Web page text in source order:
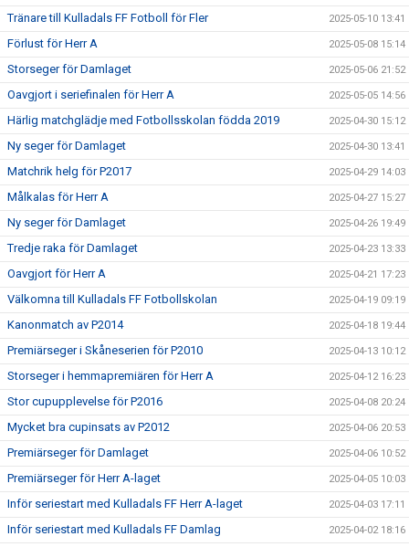
Tränare till Kulladals FF Fotboll för Fler 2025-05-10 13:41
Förlust för Herr A 2025-05-08 15:14
Storseger för Damlaget 2025-05-06 21:52
Oavgjort i seriefinalen för Herr A 2025-05-05 14:56
Härlig matchglädje med Fotbollsskolan födda 2019 2025-04-30 15:12
Ny seger för Damlaget 2025-04-30 13:41
Matchrik helg för P2017 2025-04-29 14:03
Målkalas för Herr A 2025-04-27 15:27
Ny seger för Damlaget 2025-04-26 19:49
Tredje raka för Damlaget 2025-04-23 13:33
Oavgjort för Herr A 2025-04-21 17:23
Välkomna till Kulladals FF Fotbollskolan 2025-04-19 09:19
Kanonmatch av P2014 2025-04-18 19:44
Premiärseger i Skåneserien för P2010 2025-04-13 10:12
Storseger i hemmapremiären för Herr A 2025-04-12 16:23
Stor cupupplevelse för P2016 2025-04-08 20:24
Mycket bra cupinsats av P2012 2025-04-06 20:53
Premiärseger för Damlaget 2025-04-06 10:52
Premiärseger för Herr A-laget 2025-04-05 10:03
Inför seriestart med Kulladals FF Herr A-laget 2025-04-03 17:11
Inför seriestart med Kulladals FF Damlag 2025-04-02 18:16